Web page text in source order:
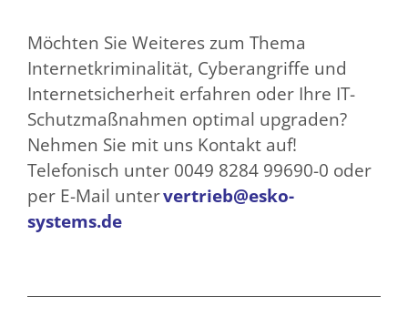
Möchten Sie Weiteres zum Thema
Internetkriminalität, Cyberangriffe und
Internetsicherheit erfahren oder Ihre IT-
Schutzmaßnahmen optimal upgraden?
Nehmen Sie mit uns Kontakt auf!
Telefonisch unter 0049 8284 99690-0 oder
per E-Mail untervertrieb@esko-
systems.de